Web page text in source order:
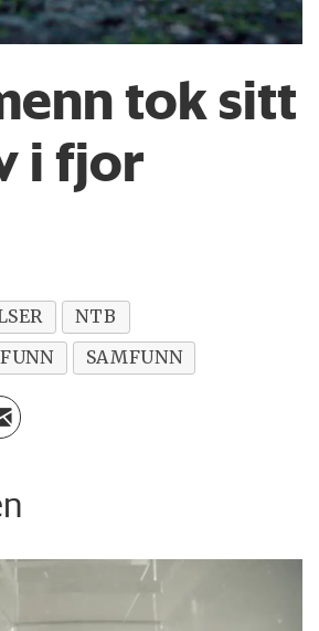
tok sitt
i fjor
NTB
SAMFUNN